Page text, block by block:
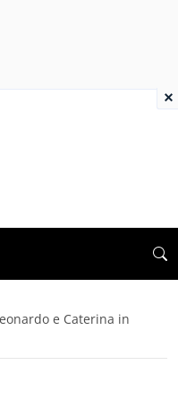
e Caterina in
×